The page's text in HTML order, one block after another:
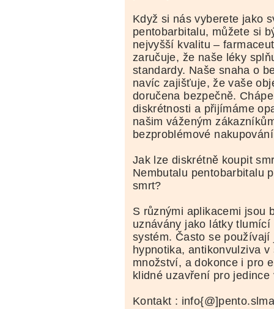
Když si nás vyberete jako
pentobarbitalu, můžete si
nejvyšší kvalitu –
zaručuje, že naše léky
standardy. Naše snaha o
navíc zajišťuje, že vaše
doručena bezpečně.
diskrétnosti a přijímáme
našim váženým
bezproblémové
Jak lze diskrétně koupit
Nembutalu pentobarbitalu
smrt?
S různými aplikacemi jsou
uznávány jako látky
systém. Často se používají
hypnotika, antikonvulziva v
množství, a dokonce i pro
klidné uzavření pro jedince
Kontakt :